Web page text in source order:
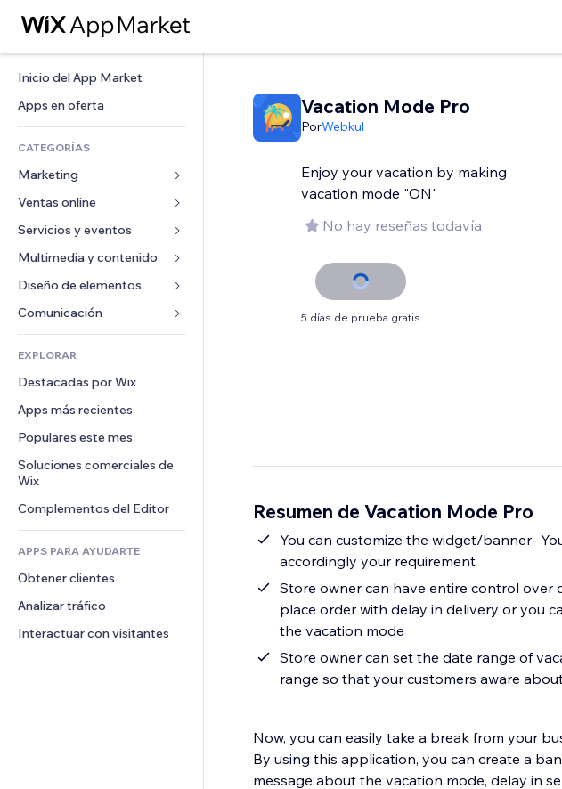
Inicio del App Market
Apps en oferta
CATEGORÍAS
Marketing
Anuncios
Móvil
Analíticas
Anuncios del sitio
Email
Ventas online
Apps para tiendas
Envíos y entregas
Botones de venta
Contabilidad
Cupones y fidelización
Almacenamiento de mercancía
Crowdfunding
Alimentos y bebidas
Servicios y eventos
Hoteles
Eventos
Restaurantes
Inmobiliarias
Reservas
Multimedia y contenido
Galerías
Música
Pódcast
Fotografía
Video
PDF
Compartir archivos
Noticias
Servicios de contenido
Efectos de texto
Diseño de elementos
Mapas y navegación
Privacidad y seguridad
Reloj
Plantillas para páginas
Efectos de imágenes
Botones y menús
Banners e insignias
Calculadoras
Buscar
Formularios
Encuestas
Chat
Comentarios
Teléfono
Comunidad
Reseñas y testimonios
EXPLORAR
Destacadas por Wix
Apps más recientes
Populares este mes
Soluciones comerciales de
Wix
Complementos del Editor
APPS PARA AYUDARTE
Obtener clientes
Analizar tráfico
Interactuar con visitantes
Vacation Mode Pro
PorWebkul
Enjoy your vacation by making
vacation mode "ON"
No hay reseñas todavía
5 días de prueba gratis
Resumen de Vacation Mode Pro
You can customize the widget/banner-
accordingly your requirement
Store owner can have entire control over checkout page- You can
place order with delay in delivery or you
the vacation mode
Store owner can set the date range of
range so that your customers aware
Now, you can easily take a break from your
By using this application, you can create a
message about the vacation mode, delay in